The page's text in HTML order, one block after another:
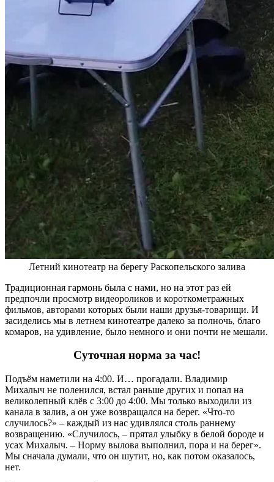
Летний кинотеатр на берегу Раскопельского залива
Традиционная гармонь была с нами, но на этот раз ей
предпочли просмотр видеороликов и короткометражных
фильмов, авторами которых были наши друзья-товарищи. И
засиделись мы в летнем кинотеатре далеко за полночь, благо
комаров, на удивление, было немного и они почти не мешали.
Суточная норма за час!
Подъём наметили на 4:00. И… прогадали. Владимир
Михалыч не поленился, встал раньше других и попал на
великолепный клёв с 3:00 до 4:00. Мы только выходили из
канала в залив, а он уже возвращался на берег. «Что-то
случилось?» – каждый из нас удивлялся столь раннему
возвращению. «Случилось, – прятал улыбку в белой бороде и
усах Михалыч. – Норму вылова выполнил, пора и на берег».
Мы сначала думали, что он шутит, но, как потом оказалось,
нет.